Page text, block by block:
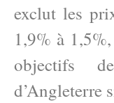
exclut les
1,9% à
objectifs
d’Angleterre